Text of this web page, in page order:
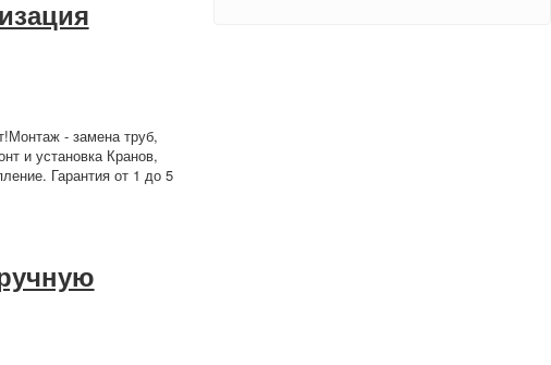
- замена труб,
и установка Кранов,
Гарантия от 1 до 5